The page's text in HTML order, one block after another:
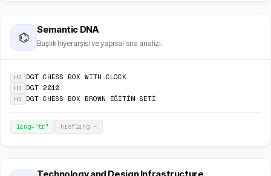
⌬
Semantic DNA
Başlık hiyerarşisi ve yapısal sıra analizi.
H3 DGT CHESS BOX WITH CLOCK
H3 DGT 2010
H3 DGT CHESS BOX BROWN EĞİTİM SETİ
lang="tr" hreflang —